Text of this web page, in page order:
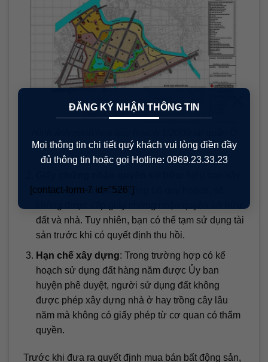
ĐĂNG KÝ NHẬN THÔNG TIN
Mọi thông tin chi tiết quý khách vui lòng điền đầy
đủ thông tin hoặc gọi Hotline: 0969.23.33.23
[contact-form-7 id="526"]
Môn
nhà trong khu vực đã công bố quy hoạch, sẽ
đất và nhà. Tuy nhiên, bạn có thể tạm sử dụng tài
sản trước khi có quyết định thu hồi.
Hạn chế xây dựng: Trong trường hợp có kế
hoạch sử dụng đất hàng năm được Ủy ban
huyện phê duyệt, người sử dụng đất không
được phép xây dựng nhà ở hay trồng cây lâu
năm mà không có giấy phép từ cơ quan có thẩm
quyền.
Trước khi đưa ra quyết định mua bán bất động sản,